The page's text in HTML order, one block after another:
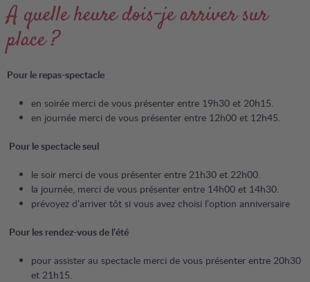
A quelle heure dois-je arriver sur
place ?
Pour le repas-spectacle
en soirée merci de vous présenter entre 19h30 et 20h15.
en journée merci de vous présenter entre 12h00 et 12h45.
Pour le spectacle seul
le soir merci de vous présenter entre 21h30 et 22h00.
la journée, merci de vous présenter entre 14h00 et 14h30.
prévoyez d’arriver tôt si vous avez choisi l’option anniversaire
Pour les rendez-vous de l’été
pour assister au spectacle merci de vous présenter entre 20h30
et 21h15.